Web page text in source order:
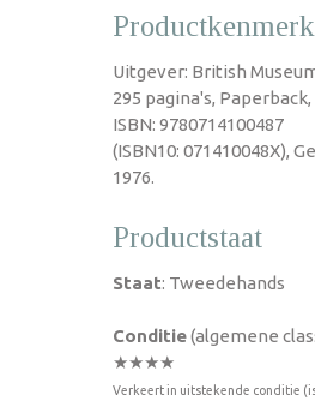
Uitgever: British
295 pagina's, Paperback,
ISBN: 9780714100487
(ISBN10: 071410048X),
1976.
Productstaat
Staat: Tweedehands
Conditie(algemene
★★★★
Verkeert in uitstekende conditie